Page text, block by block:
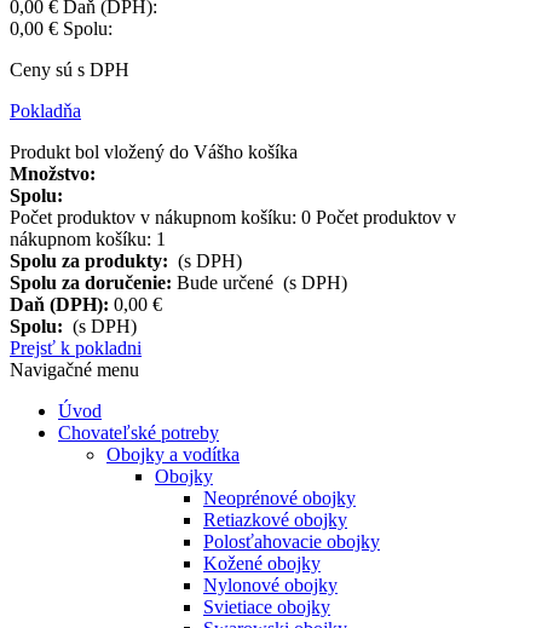
0,00 € Daň (DPH):
0,00 € Spolu:
Ceny sú s DPH
Pokladňa
Produkt bol vložený do Vášho košíka
Množstvo:
Spolu:
Počet produktov v nákupnom košíku: 0 Počet produktov v
nákupnom košíku: 1
Spolu za produkty: (s DPH)
Spolu za doručenie: Bude určené (s DPH)
Daň (DPH): 0,00 €
Spolu: (s DPH)
Prejsť k pokladni
Navigačné menu
Úvod
Chovateľské potreby
Obojky a vodítka
Obojky
Neoprénové obojky
Retiazkové obojky
Polosťahovacie obojky
Kožené obojky
Nylonové obojky
Svietiace obojky